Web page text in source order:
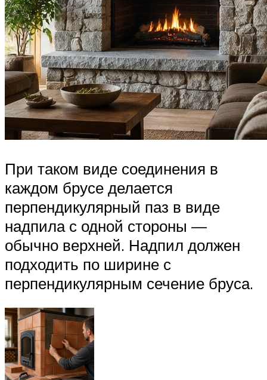
При таком виде соединения в
каждом брусе делается
перпендикулярный паз в виде
надпила с одной стороны —
обычно верхней. Надпил должен
подходить по ширине с
перпендикулярным сечение бруса.